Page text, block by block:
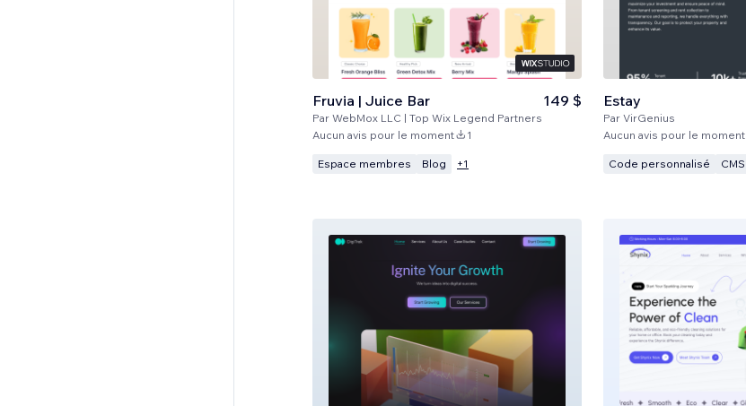
Fruvia | Juice Bar
Par WebMox LLC | Top Wix Legend Partners
149 $
Aucun avis pour le moment 1
Espace membres Blog +1
Estay
Par VirGenius
Aucun avis pour le moment
Code personnalisé CMS